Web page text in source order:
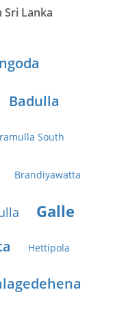
Lanka
Badulla
South
Brandiyawatta
Galle
Hettipola